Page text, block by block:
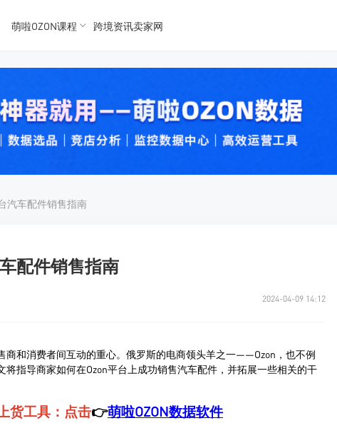
Ozon
OZon
数据
数据
萌啦OZON课程 跨境资讯卖家网
汽车配件销售指南
配件销售指南
2024-04-09 14:12